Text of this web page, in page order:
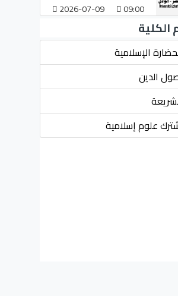
09:00
2026-07-09
الإسلامية
الدين
علوم إسلامية